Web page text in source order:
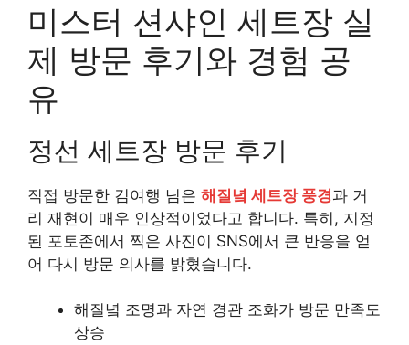
미스터 션샤인 세트장 실
제 방문 후기와 경험 공
유
정선 세트장 방문 후기
직접 방문한 김여행 님은 해질녘 세트장 풍경과 거
리 재현이 매우 인상적이었다고 합니다. 특히, 지정
된 포토존에서 찍은 사진이 SNS에서 큰 반응을 얻
어 다시 방문 의사를 밝혔습니다.
해질녘 조명과 자연 경관 조화가 방문 만족도
상승